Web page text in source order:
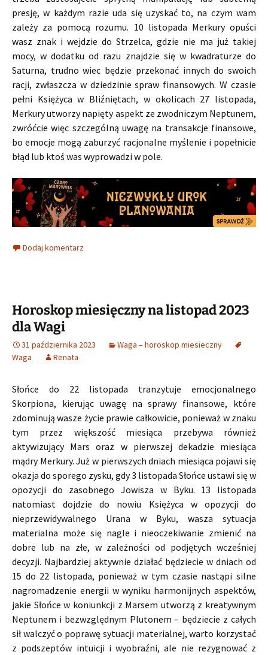
presję, w każdym razie uda się uzyskać to, na czym wam
zależy za pomocą rozumu. 10 listopada Merkury opuści
wasz znak i wejdzie do Strzelca, gdzie nie ma już takiej
mocy, w dodatku od razu znajdzie się w kwadraturze do
Saturna, trudno wiec będzie przekonać innych do swoich
racji, zwłaszcza w dziedzinie spraw finansowych. W czasie
pełni Księżyca w Bliźniętach, w okolicach 27 listopada,
Merkury utworzy napięty aspekt ze zwodniczym Neptunem,
zwróćcie więc szczególną uwagę na transakcje finansowe,
bo emocje mogą zaburzyć racjonalne myślenie i popełnicie
błąd lub ktoś was wyprowadzi w pole.
Dodaj komentarz
Horoskop miesięczny na listopad 2023
dla Wagi
31 października 2023
Waga – horoskop miesieczny
Waga
Renata
Słońce do 22 listopada tranzytuje emocjonalnego
Skorpiona, kierując uwagę na sprawy finansowe, które
zdominują wasze życie prawie całkowicie, ponieważ w znaku
tym przez większość miesiąca przebywa również
aktywizujący Mars oraz w pierwszej dekadzie miesiąca
mądry Merkury. Już w pierwszych dniach miesiąca pojawi się
okazja do sporego zysku, gdy 3 listopada Słońce ustawi się w
opozycji do zasobnego Jowisza w Byku. 13 listopada
natomiast dojdzie do nowiu Księżyca w opozycji do
nieprzewidywalnego Urana w Byku, wasza sytuacja
materialna może się nagle i nieoczekiwanie zmienić na
dobre lub na złe, w zależności od podjętych wcześniej
decyzji. Najbardziej aktywnie działać będziecie w dniach od
15 do 22 listopada, ponieważ w tym czasie nastąpi silne
nagromadzenie energii w wyniku harmonijnych aspektów,
jakie Słońce w koniunkcji z Marsem utworzą z kreatywnym
Neptunem i bezwzględnym Plutonem – będziecie z całych
sił walczyć o poprawę sytuacji materialnej, warto korzystać
z podszeptów intuicji i wyobraźni, ale nie rezygnować z